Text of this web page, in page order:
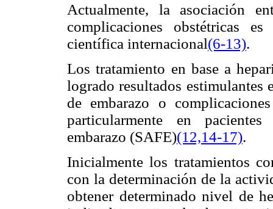
Actualmente, la asociación
complicaciones obstétricas
científica internacional(6-13).
Los tratamiento en base a
logrado resultados estimulantes
de embarazo o
particularmente en
embarazo (SAFE)(12,14-17).
Inicialmente los tratamientos
con la determinación de la
obtener determinado nivel de